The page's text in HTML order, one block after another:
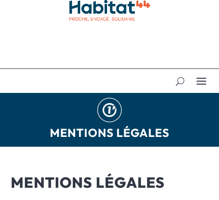
MENTIONS LÉGALES
MENTIONS LÉGALES